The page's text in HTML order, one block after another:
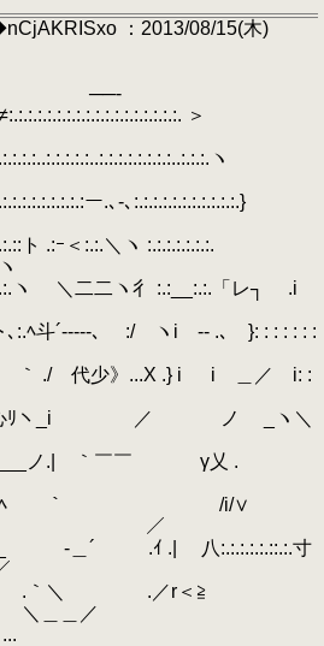
：2013/08/15(木)
＞
ヽ
ー.､-､:.:.:.:.:.:.:.:.:.:.:.}
＜:.:.＼ヽ :.:.:.:.:.:.:.
＼二二ヽ彳 :.:__:.:.「レ┐ .i
´-‐‐‐-､ ゝ:/ ヽi -- .､ }: : : : : : :
./ 代少》...X .} i i ＿／ i: :
ﾘヽ_i ／ ノ _ヽ＼
.| ｀￣￣ γ乂 .
｀ /i/∨
=≠=ﾏﾆ:| ／
ｲ .| 八:.:.:.:.:.::.:.寸
.／r＜≧
＼＿＿／